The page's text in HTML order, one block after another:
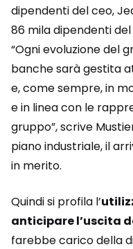
dipendenti del ceo,
86 mila dipendenti
“Ogni evoluzione del
banche sarà gestita
e, come sempre, in
e in linea con le
gruppo”, scrive
piano industriale, il
in merito.
Quindi si profila l’
anticipare l’uscita
farebbe carico della